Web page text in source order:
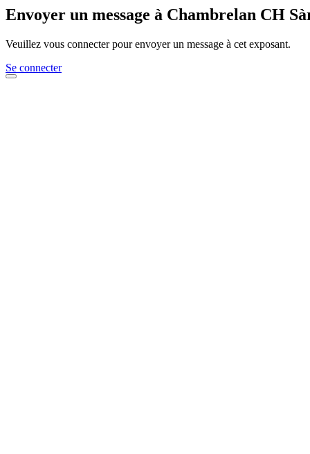
Envoyer un message à Chambrelan CH
Veuillez vous connecter pour envoyer un message à cet exposant.
Se connecter